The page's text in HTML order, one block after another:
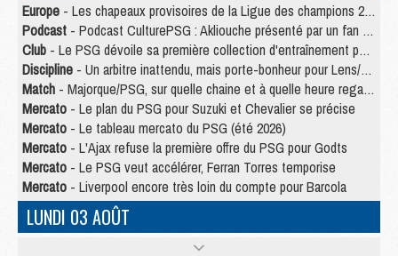
Europe - Les chapeaux provisoires de la Ligue des champions 2026/27
Podcast - Podcast CulturePSG : Akliouche présenté par un fan de Monaco
Club - Le PSG dévoile sa première collection d'entraînement pour 2026/2027
Discipline - Un arbitre inattendu, mais porte-bonheur pour Lens/PSG
Match - Majorque/PSG, sur quelle chaine et à quelle heure regarder le match ?
Mercato - Le plan du PSG pour Suzuki et Chevalier se précise
Mercato - Le tableau mercato du PSG (été 2026)
Mercato - L'Ajax refuse la première offre du PSG pour Godts
Mercato - Le PSG veut accélérer, Ferran Torres temporise
Mercato - Liverpool encore très loin du compte pour Barcola
LUNDI 03 AOÛT
- Podcast CulturePSG : Mercato (Godts, Suzuki, Akliouche, Barcola, etc)